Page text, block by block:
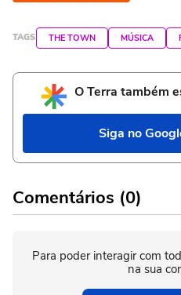
TAGS THE TOWN MÚSICA
O Terra também
Siga no
Comentários (0)
Para poder interagir com
na sua